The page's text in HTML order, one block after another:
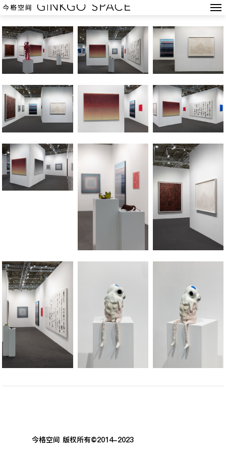
今格空间 版权所有©2014-2023